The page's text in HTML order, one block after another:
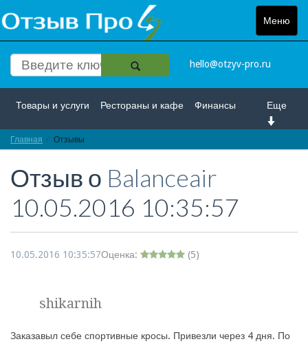
Меню
Toggle
hello@otzyv-pro.ru
Еще
Товары и услуги Рестораны и кафе Финансы
Красота и здоровье
Интернет Путешествие и отдых Транспорт
Недвижимость Работа Гос. учреждения
Главная Отзывы
Отзыв о Balanceair
10.05.2016 10:35:57
10.05.2016 10:35:57Оценка: (5)
shikarnih
Заказавыл себе спортивные кросы. Привезли через 4 дня. По